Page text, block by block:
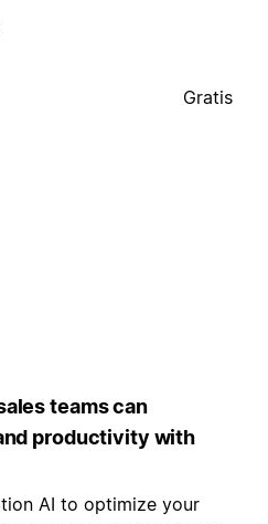
Gratis
teams can
productivity with
AI to optimize your